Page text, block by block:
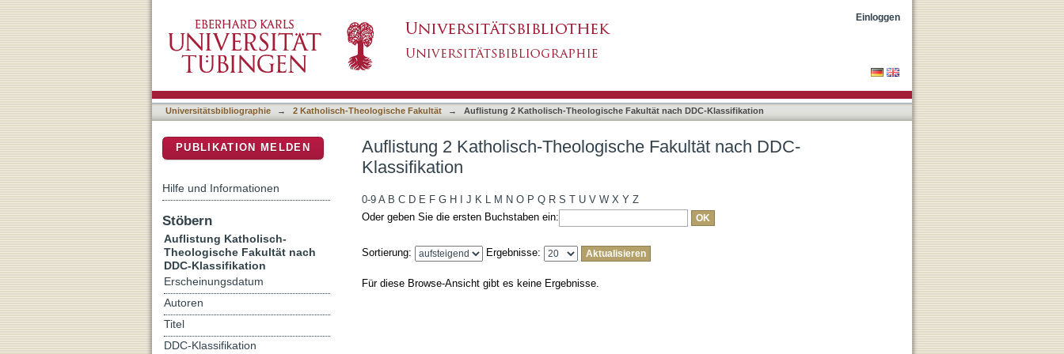
Einloggen
Universitätsbibliographie → 2 Katholisch-Theologische Fakultät → Auflistung 2 Katholisch-Theologische Fakultät nach DDC-Klassifikation
Auflistung 2 Katholisch-Theologische Fakultät nach DDC-
Klassifikation
0-9 A B C D E F G H J K L M N O P Q R S T U V W X Y Z
Oder geben Sie die ersten Buchstaben ein:
Sortierung: Ergebnisse:
Für diese Browse-Ansicht gibt es keine Ergebnisse.
PUBLIKATION MELDEN
Hilfe und Informationen
Stöbern
Auflistung Katholisch-
Theologische Fakultät nach
DDC-Klassifikation
Erscheinungsdatum
Autoren
Titel
DDC-Klassifikation